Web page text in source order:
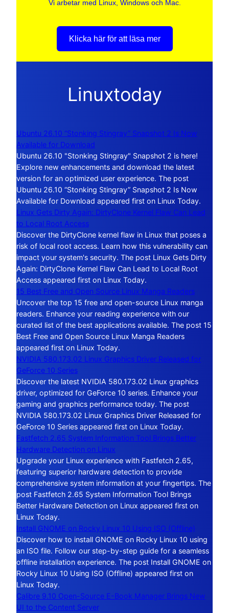
Vi arbetar med Linux, Windows och Mac.
Klicka här för att läsa mer
Linuxtoday
Ubuntu 26.10 “Stonking Stingray” Snapshot 2 Is Now
Available for Download
Ubuntu 26.10 "Stonking Stingray" Snapshot 2 is here!
Explore new enhancements and download the latest
version for an optimized user experience. The post
Ubuntu 26.10 “Stonking Stingray” Snapshot 2 Is Now
Available for Download appeared first on Linux Today.
Linux Gets Dirty Again: DirtyClone Kernel Flaw Can Lead
to Local Root Access
Discover the DirtyClone kernel flaw in Linux that poses a
risk of local root access. Learn how this vulnerability can
impact your system's security. The post Linux Gets Dirty
Again: DirtyClone Kernel Flaw Can Lead to Local Root
Access appeared first on Linux Today.
15 Best Free and Open Source Linux Manga Readers
Uncover the top 15 free and open-source Linux manga
readers. Enhance your reading experience with our
curated list of the best applications available. The post 15
Best Free and Open Source Linux Manga Readers
appeared first on Linux Today.
NVIDIA 580.173.02 Linux Graphics Driver Released for
GeForce 10 Series
Discover the latest NVIDIA 580.173.02 Linux graphics
driver, optimized for GeForce 10 series. Enhance your
gaming and graphics performance today. The post
NVIDIA 580.173.02 Linux Graphics Driver Released for
GeForce 10 Series appeared first on Linux Today.
Fastfetch 2.65 System Information Tool Brings Better
Hardware Detection on Linux
Upgrade your Linux experience with Fastfetch 2.65,
featuring superior hardware detection to provide
comprehensive system information at your fingertips. The
post Fastfetch 2.65 System Information Tool Brings
Better Hardware Detection on Linux appeared first on
Linux Today.
Install GNOME on Rocky Linux 10 Using ISO (Offline)
Discover how to install GNOME on Rocky Linux 10 using
an ISO file. Follow our step-by-step guide for a seamless
offline installation experience. The post Install GNOME on
Rocky Linux 10 Using ISO (Offline) appeared first on
Linux Today.
Calibre 9.10 Open-Source E-Book Manager Brings New
UI to the Content Server